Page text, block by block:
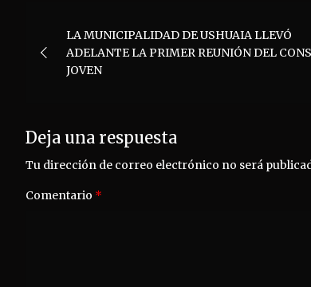
de
entradas
LA MUNICIPALIDAD DE USHUAIA LLEVÓ
ADELANTE LA PRIMER REUNIÓN DEL
JOVEN
Deja una respuesta
Tu dirección de correo electrónico no será
Comentario *